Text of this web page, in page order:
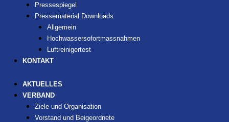
Pressespiegel
Pressematerial Downloads
Allgemein
Hochwassersofortmassnahmen
Luftreinigertest
KONTAKT
AKTUELLES
VERBAND
Ziele und Organisation
Vorstand und Beigeordnete